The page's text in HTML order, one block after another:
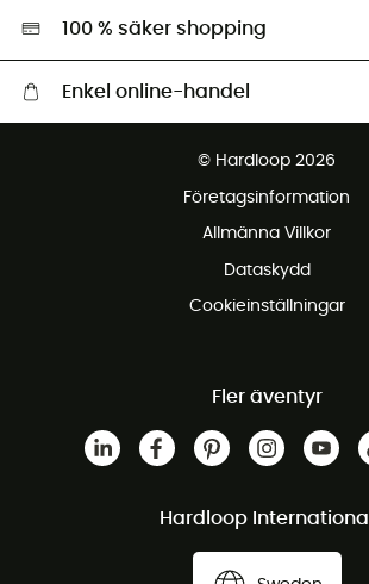
Miljöanpassat urval
100 % säker shopping
Enkel online-handel
© Hardloop 2026
Företagsinformation
Allmänna Villkor
Dataskydd
Cookieinställningar
Fler äventyr
Hardloop International